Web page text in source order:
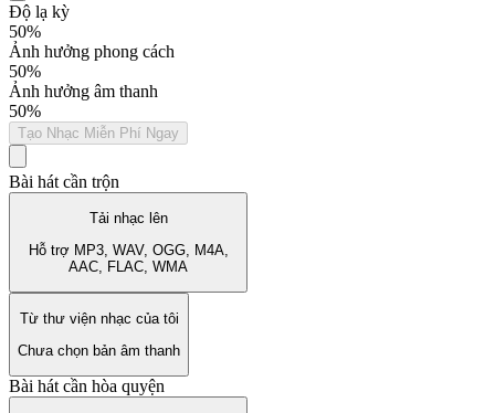
Độ lạ kỳ
50%
Ảnh hưởng phong cách
50%
Ảnh hưởng âm thanh
50%
Tạo Nhạc Miễn Phí Ngay
Bài hát cần trộn
Tải nhạc lên
Hỗ trợ MP3, WAV, OGG, M4A,
AAC, FLAC, WMA
Từ thư viện nhạc của tôi
Chưa chọn bản âm thanh
Bài hát cần hòa quyện